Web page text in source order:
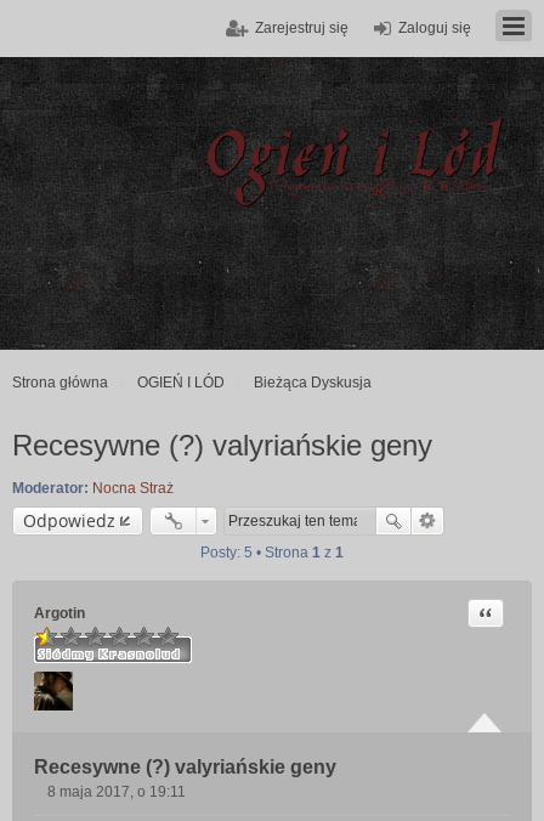
Zaloguj się
Zarejestruj się
Strona główna OGIEŃ I LÓD Bieżąca Dyskusja
Recesywne (?) valyriańskie geny
Moderator: Nocna Straż
Odpowiedz
Posty: 5 • Strona 1 z 1
Argotin
Recesywne (?) valyriańskie geny
Cytuj
8 maja 2017, o 19:11